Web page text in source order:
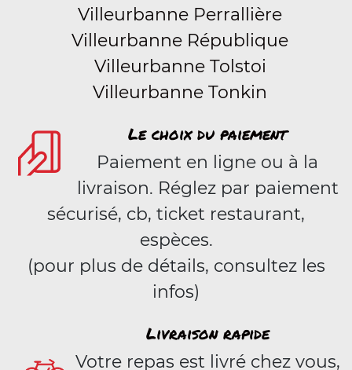
Villeurbanne Perrallière
Villeurbanne République
Villeurbanne Tolstoi
Villeurbanne Tonkin
Le choix du paiement
Paiement en ligne ou à la
livraison. Réglez par paiement
sécurisé, cb, ticket restaurant,
espèces.
(pour plus de détails, consultez les
infos)
Livraison rapide
Votre repas est livré chez vous,